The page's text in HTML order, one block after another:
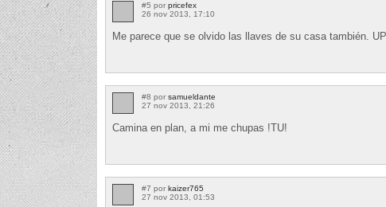
#5 por pricefex
26 nov 2013, 17:10
Me parece que se olvido las llaves de su casa también.
#8 por samueldante
27 nov 2013, 21:26
Camina en plan, a mi me chupas !TU!
#7 por kaizer765
27 nov 2013, 01:53